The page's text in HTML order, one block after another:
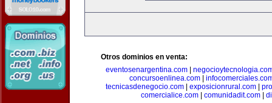
Otros dominios en venta:
eventosenargentina.com
concursoenlinea.com|
tecnicasdenegocio.com
exposicionrural.com
comercialice.com| comunidadit.com|